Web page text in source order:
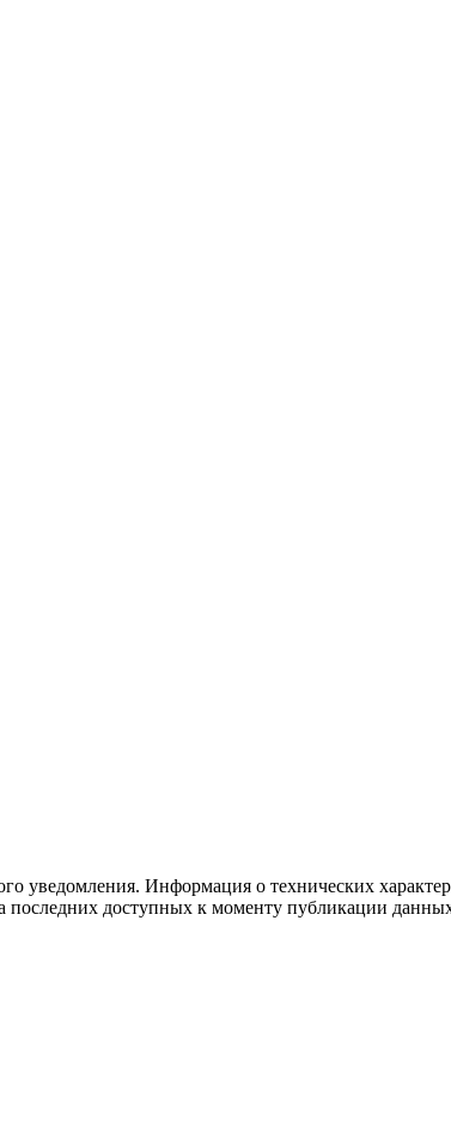
уведомления. Информация о технических
доступных к моменту публикации